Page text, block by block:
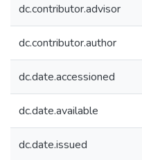
dc.contributor.advisor
dc.contributor.author
dc.date.accessioned
dc.date.available
dc.date.issued